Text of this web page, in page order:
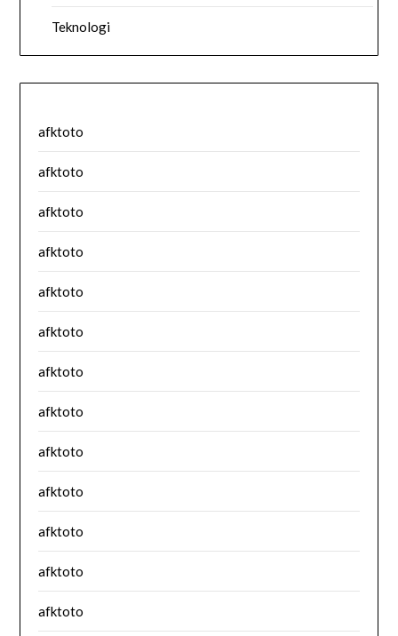
Teknologi
afktoto
afktoto
afktoto
afktoto
afktoto
afktoto
afktoto
afktoto
afktoto
afktoto
afktoto
afktoto
afktoto